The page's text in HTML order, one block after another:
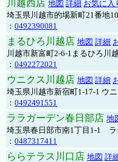
川越西店 地図 詳細 お気に入
埼玉県川越市的場新町21番地10
： 0492390081
まるひろ川越店 地図 詳細
川越市新富町2-6-1まるひろ川
： 0492272021
ウニクス川越店 地図 詳細
埼玉県川越市新宿町1-17-1 ウ
： 0492491551
ララガーデン春日部店 地
埼玉県春日部市南1丁目1-1 ラ
： 0487317411
ららテラス川口店 地図 詳